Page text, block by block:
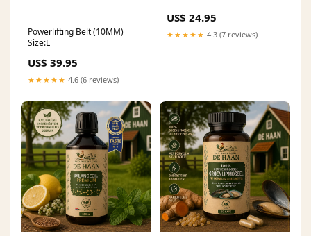
Powerlifting Belt (10MM)
Size:L
US$ 39.95
★★★★★ 4.6 (6 reviews)
US$ 24.95
★★★★★ 4.3 (7 reviews)